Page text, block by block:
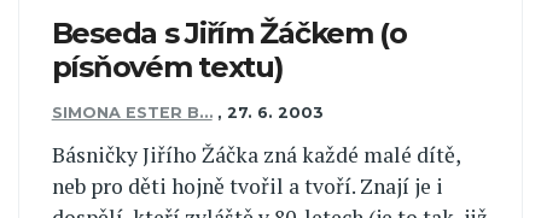
Beseda s Jiřím Žáčkem (o
písňovém textu)
SIMONA ESTER B… , 27. 6. 2003
Básničky Jiřího Žáčka zná každé malé dítě,
neb pro děti hojně tvořil a tvoří. Znají je i